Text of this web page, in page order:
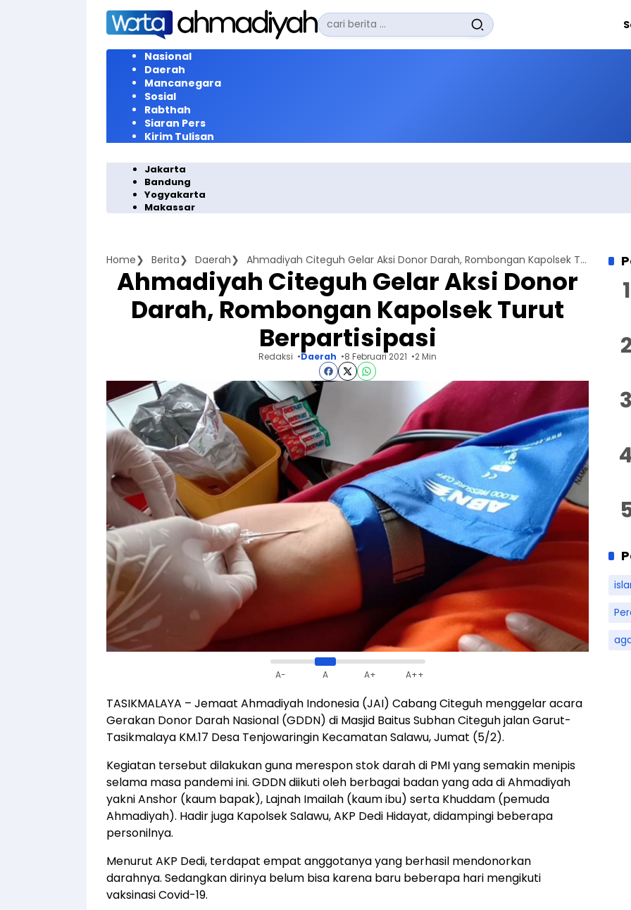
Langsung
konten
Pencarian
untuk:
Nasional
Daerah
Mancanegara
Sosial
Rabthah
Siaran Pers
Kirim Tulisan
Jakarta
Bandung
Yogyakarta
Makassar
Home Berita Daerah Ahmadiyah Citeguh Gelar Aksi Donor Darah, Rombongan Kapolsek Turut Berpartisipasi
Ahmadiyah Citeguh Gelar Aksi Donor
Darah, Rombongan Kapolsek Turut
Berpartisipasi
Redaksi Daerah 8 Februari 2021 2 Min
A- A A+ A++
TASIKMALAYA – Jemaat Ahmadiyah Indonesia (JAI) Cabang Citeguh menggelar acara
Gerakan Donor Darah Nasional (GDDN) di Masjid Baitus Subhan Citeguh jalan Garut-
Tasikmalaya KM.17 Desa Tenjowaringin Kecamatan Salawu, Jumat (5/2).
Kegiatan tersebut dilakukan guna merespon stok darah di PMI yang semakin menipis
selama masa pandemi ini. GDDN diikuti oleh berbagai badan yang ada di Ahmadiyah
yakni Anshor (kaum bapak), Lajnah Imailah (kaum ibu) serta Khuddam (pemuda
Ahmadiyah). Hadir juga Kapolsek Salawu, AKP Dedi Hidayat, didampingi beberapa
personilnya.
Menurut AKP Dedi, terdapat empat anggotanya yang berhasil mendonorkan
darahnya. Sedangkan dirinya belum bisa karena baru beberapa hari mengikuti
vaksinasi Covid-19.